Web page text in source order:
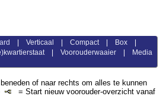
|Verticaal |Compact| Box
|Voorouderwaaier
Media
of naar rechts om alles te kunnen
= Start nieuw voorouder-overzicht vanaf